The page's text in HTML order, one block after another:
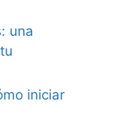
una
iniciar